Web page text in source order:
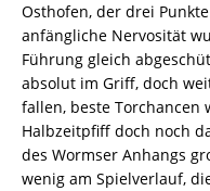
Osthofen, der drei
anfängliche Nervosität
Führung gleich
absolut im Griff, doch
fallen, beste
Halbzeitpfiff doch noch
des Wormser Anhangs
wenig am Spielverlauf,